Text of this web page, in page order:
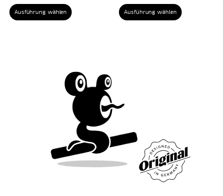
Ausführung wählen Ausführung wählen